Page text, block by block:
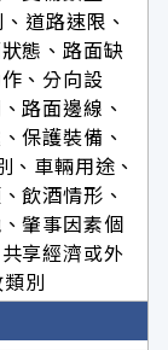
道路速限、
態、路面缺
、分向設
路面邊線、
保護裝備、
、車輛用途、
飲酒情形、
肇事因素個
享經濟或外
別